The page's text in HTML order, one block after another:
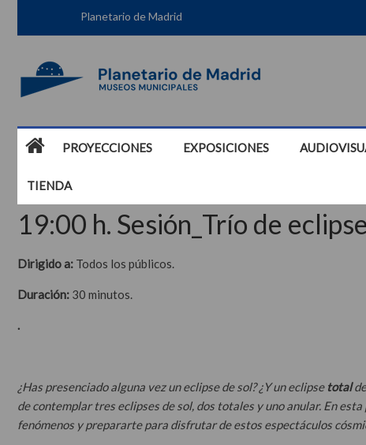
Planetario de Madrid
PROYECCIONES EXPOSICIONES
TIENDA
19:00 h. Sesión_Trío de
Dirigido a: Todos los públicos.
Duración: 30 minutos.
.
¿Has presenciado alguna vez un eclipse de sol? ¿Y un eclipse total
de contemplar tres eclipses de sol, dos totales y uno anular. En
fenómenos y prepararte para disfrutar de estos espectáculos